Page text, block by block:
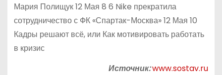
Мария Полищук 12 Мая 8 6 Nike прекратила
сотрудничество с ФК «Спартак-Москва» 12 Мая 10
Кадры решают всё, или Как мотивировать работать
в кризис
Источник:www.sostav.ru